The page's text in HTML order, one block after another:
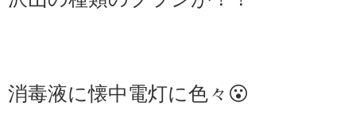
消毒液に懐中電灯に色々😮